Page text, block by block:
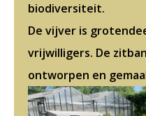
biodiversiteit.
De vijver is
vrijwilligers. De
ontworpen en